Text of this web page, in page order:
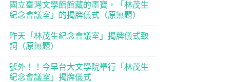
國立臺灣文學館館藏的墨寶，「林茂生
紀念會議室」的揭牌儀式（原無題）
昨天「林茂生紀念會議室」揭牌儀式致
詞（原無題）
號外！！今早台大文學院舉行「林茂生
紀念會議室」揭牌儀式